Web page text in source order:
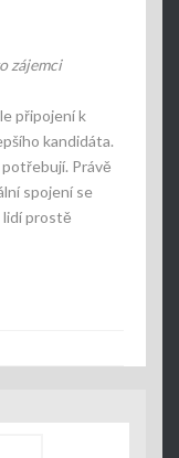
zájemci
připojení k
kandidáta.
Právě
spojení se
lidí prostě